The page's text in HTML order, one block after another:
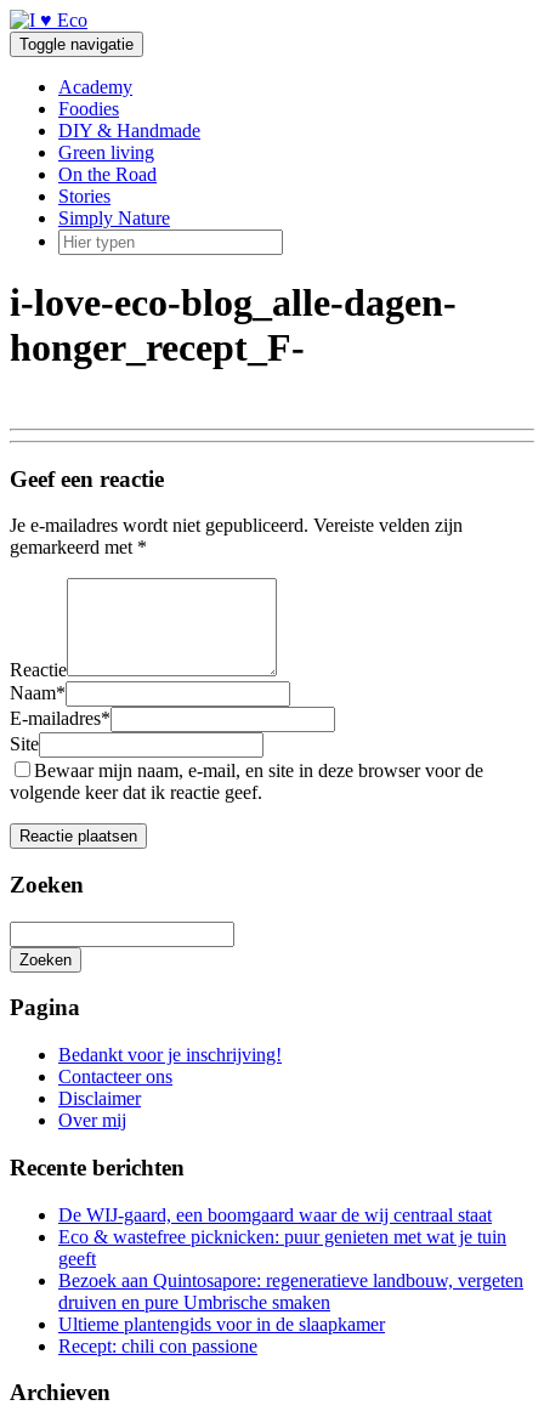
Doorgaan
naar
inhoud
Toggle navigatie
Academy
Foodies
DIY & Handmade
Green living
On the Road
Stories
Simply Nature
i-love-eco-blog_alle-dagen-
honger_recept_F-
Geef een reactie
Je e-mailadres wordt niet gepubliceerd. Vereiste velden zijn
gemarkeerd met *
Reactie
Naam*
E-mailadres*
Site
Bewaar mijn naam, e-mail, en site in deze browser voor de
volgende keer dat ik reactie geef.
Zoeken
Zoeken
zoeken
Pagina
Bedankt voor je inschrijving!
Contacteer ons
Disclaimer
Over mij
Recente berichten
De WIJ-gaard, een boomgaard waar de wij centraal staat
Eco & wastefree picknicken: puur genieten met wat je tuin
geeft
Bezoek aan Quintosapore: regeneratieve landbouw, vergeten
druiven en pure Umbrische smaken
Ultieme plantengids voor in de slaapkamer
Recept: chili con passione
Archieven